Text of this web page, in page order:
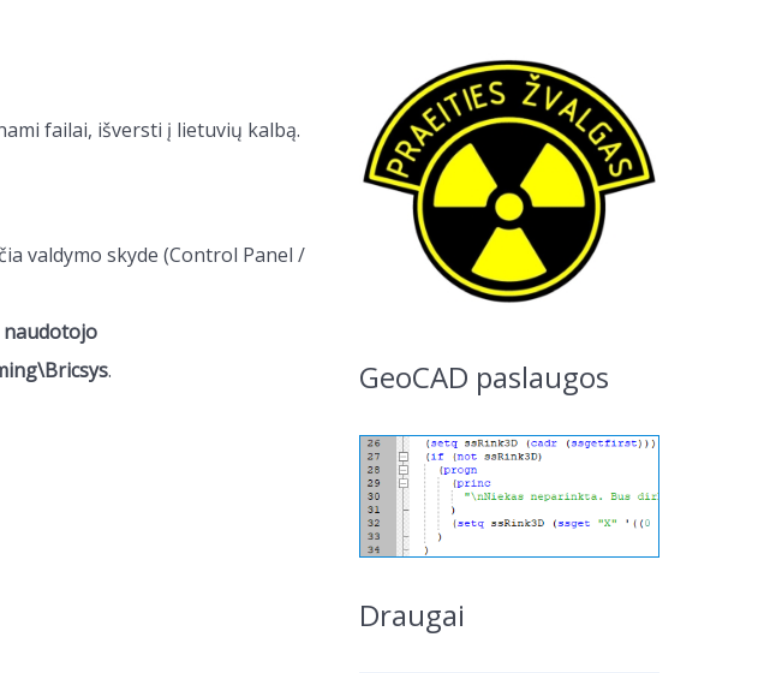
failai, išversti į lietuvių kalbą.
valdymo skyde (Control Panel /
naudotojo
Bricsys.
GeoCAD paslaugos
Draugai